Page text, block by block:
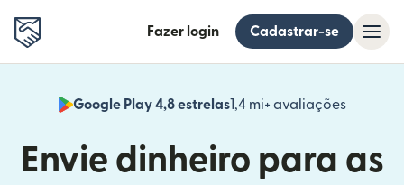
Fazer login Cadastrar-se
Google Play 4,8 estrelas1,4 mi+ avaliações
(abre
Envie dinheiro para as